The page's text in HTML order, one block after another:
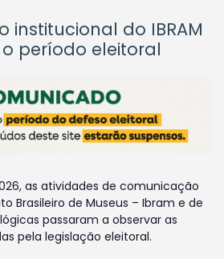
institucional do IBRAM
período eleitoral
as atividades de comunicação
Brasileiro de Museus – Ibram e de
passaram a observar as
pela legislação eleitoral.